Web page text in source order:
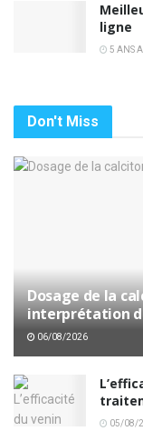
ligne
5 ANS
Don't Miss
Dosage de la
interprétation
06/08/2026
05/08/